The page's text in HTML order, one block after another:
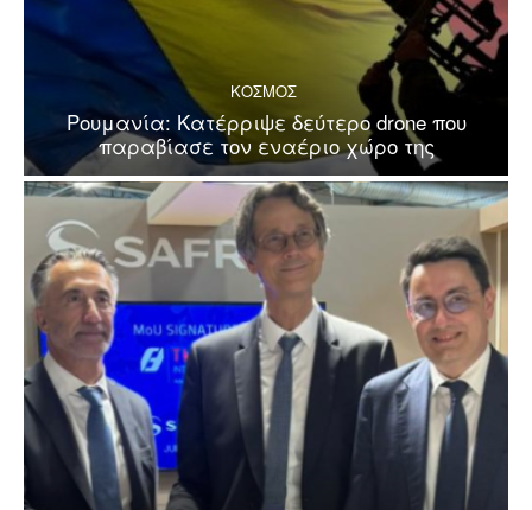
ΚΟΣΜΟΣ
Ρουμανία: Κατέρριψε δεύτερο drone που
παραβίασε τον εναέριο χώρο της